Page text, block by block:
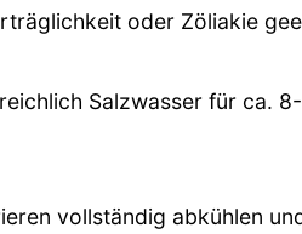
oder Zöliakie
Salzwasser für ca.
vollständig abkühlen